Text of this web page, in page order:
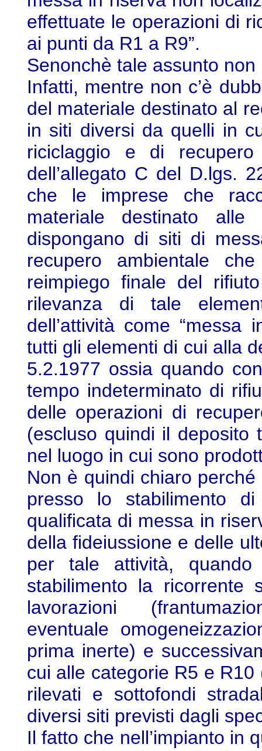
effettuate le operazioni di
ai punti da R1 a R9”.
Senonchè tale assunto
Infatti, mentre non c’è
del materiale destinato al
in siti diversi da quelli in
riciclaggio e di
dell’allegato C del D.lgs.
che le imprese che
materiale destinato
dispongano di siti di
recupero ambientale
reimpiego finale del
rilevanza di tale
dell’attività come “messa
tutti gli elementi di cui alla
5.2.1977 ossia quando
tempo indeterminato di
delle operazioni di
(escluso quindi il deposito
nel luogo in cui sono
Non è quindi chiaro
presso lo stabilimento
qualificata di messa in
della fideiussione e delle
per tale attività,
stabilimento la ricorrente
lavorazioni
eventuale
prima inerte) e
cui alle categorie R5 e
rilevati e sottofondi
diversi siti previsti dagli
Il fatto che nell’impianto in